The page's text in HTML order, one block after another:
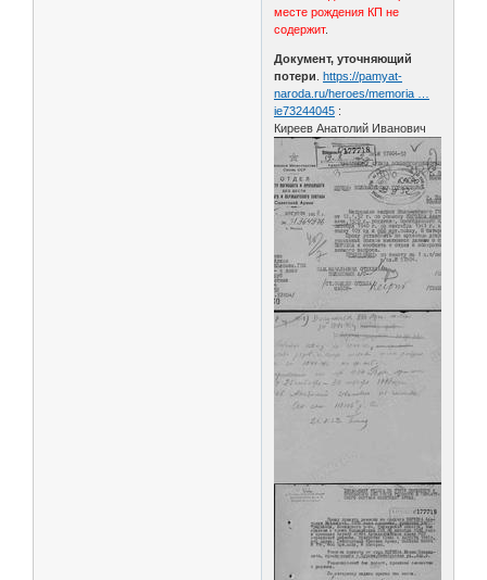
месте рождения КП не
содержит.
Документ, уточняющий
потери .https://pamyat-
naroda.ru/heroes/memoria …
ie73244045 :
Киреев Анатолий Иванович